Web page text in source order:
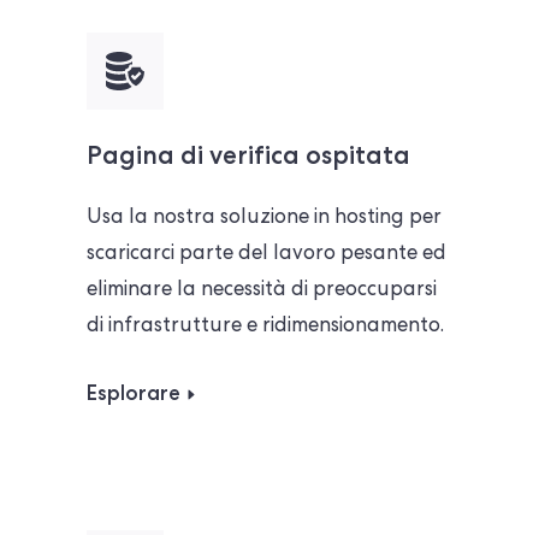
Pagina di verifica ospitata
Usa la nostra soluzione in hosting per
scaricarci parte del lavoro pesante ed
eliminare la necessità di preoccuparsi
di infrastrutture e ridimensionamento.
Esplorare